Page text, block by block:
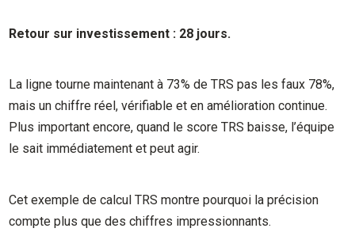
Retour sur investissement : 28 jours.
La ligne tourne maintenant à 73% de TRS pas les faux 78%,
mais un chiffre réel, vérifiable et en amélioration continue.
Plus important encore, quand le score TRS baisse, l’équipe
le sait immédiatement et peut agir.
Cet exemple de calcul TRS montre pourquoi la précision
compte plus que des chiffres impressionnants.